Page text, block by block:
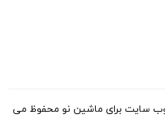
سایت برای ماشین نو محفوظ می